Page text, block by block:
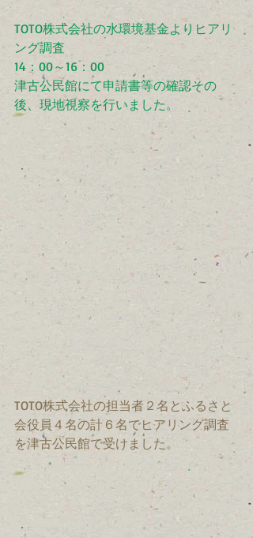
TOTO株式会社の水環境基金よりヒアリ
ング調査
14：00～16：00
津古公民館にて申請書等の確認その
後、現地視察を行いました。
TOTO株式会社の担当者２名とふるさと
会役員４名の計６名でヒアリング調査
を津古公民館で受けました。